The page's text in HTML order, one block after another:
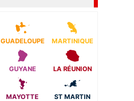
GUADELOUPE MARTINIQUE
GUYANE LA RÉUNION
MAYOTTE ST MARTIN